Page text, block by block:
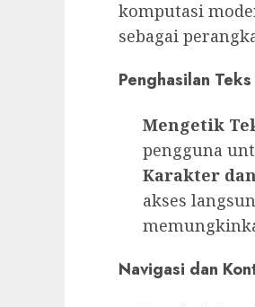
komputasi
sebagai
Penghasilan
Mengetik
pengguna
Karakter
akses
Navigasi dan